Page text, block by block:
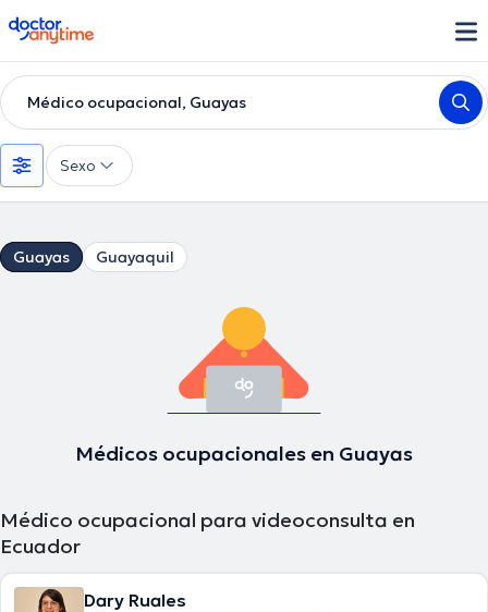
doctoranytime
Médico ocupacional, Guayas
Sexo
Guayas Guayaquil
Médicos ocupacionales en Guayas
Médico ocupacional para videoconsulta en
Ecuador
Dary Ruales